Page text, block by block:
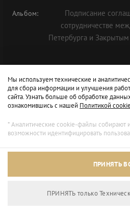
Архивный
Альбом:
Подписание
сотрудничестве
Петербурга и
Мы используем технические и
для сбора информации и улучшения
сайта. Узнать больше об обработке
ознакомившись с нашей Политикой
* Аналитические cookie-файлы собирают
возможности идентифицировать
ПРИНЯТЬ
ПРИНЯТЬ только